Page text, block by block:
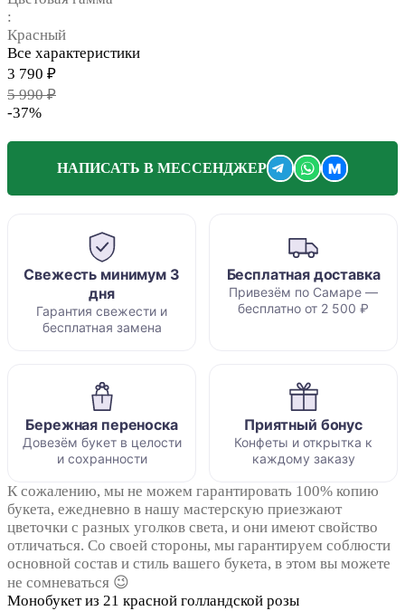
:
Красный
Все характеристики
3 790 ₽
5 990 ₽
-37%
НАПИСАТЬ В МЕССЕНДЖЕР M
Свежесть минимум 3
дня
Гарантия свежести и
бесплатная замена
Бесплатная доставка
Привезём по Самаре —
бесплатно от 2 500 ₽
Бережная переноска
Довезём букет в целости
и сохранности
Приятный бонус
Конфеты и открытка к
каждому заказу
К сожалению, мы не можем гарантировать 100% копию
букета, ежедневно в нашу мастерскую приезжают
цветочки с разных уголков света, и они имеют свойство
отличаться. Со своей стороны, мы гарантируем соблюсти
основной состав и стиль вашего букета, в этом вы можете
не сомневаться 😉
Монобукет из 21 красной голландской розы